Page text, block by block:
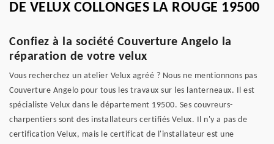
DE VELUX COLLONGES LA ROUGE 19500
Confiez à la société Couverture Angelo la
réparation de votre velux
Vous recherchez un atelier Velux agréé ? Nous ne mentionnons pas
Couverture Angelo pour tous les travaux sur les lanterneaux. Il est
spécialiste Velux dans le département 19500. Ses couvreurs-
charpentiers sont des installateurs certifiés Velux. Il n'y a pas de
certification Velux, mais le certificat de l'installateur est une